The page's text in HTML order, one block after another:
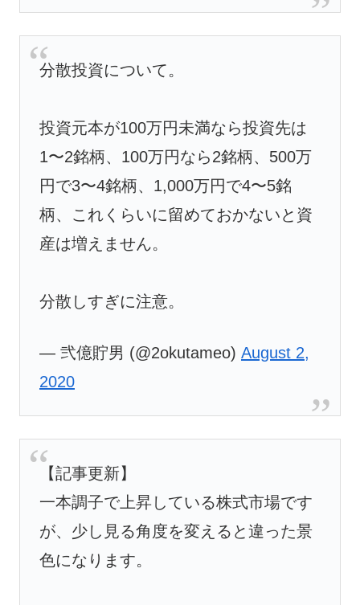
分散投資について。
投資元本が100万円未満なら投資先は
1〜2銘柄、100万円なら2銘柄、500万
円で3〜4銘柄、1,000万円で4〜5銘
柄、これくらいに留めておかないと資
産は増えません。
分散しすぎに注意。
— 弐億貯男 (@2okutameo) August 2,
2020
【記事更新】
一本調子で上昇している株式市場です
が、少し見る角度を変えると違った景
色になります。